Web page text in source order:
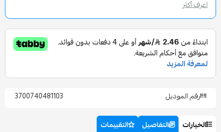
3700740481103
التفاصيل التقييمات